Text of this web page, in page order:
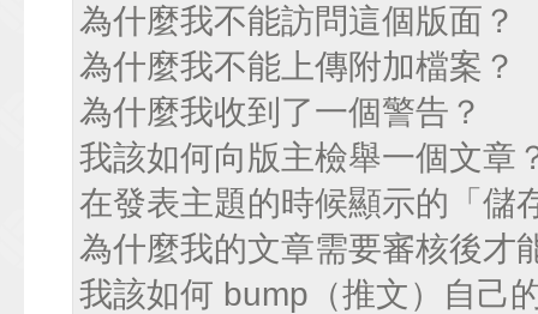
為什麼我不能訪問這個版面？
為什麼我不能上傳附加檔案？
為什麼我收到了一個警告？
我該如何向版主檢舉一個文章
在發表主題的時候顯示的「儲
為什麼我的文章需要審核後才
我該如何 bump（推文）自己